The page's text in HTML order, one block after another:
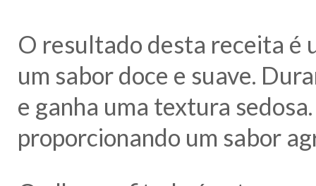
O resultado desta receita é
um sabor doce e suave.
e ganha uma textura
proporcionando um sabor